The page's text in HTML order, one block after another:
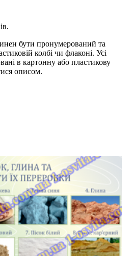
бути пронумерований та
колбі чи флаконі. Усі
в картонну або пластикову
описом.